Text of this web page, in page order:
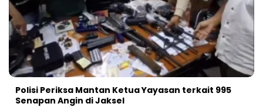
Polisi Periksa Mantan Ketua Yayasan terkait 995
Senapan Angin di Jaksel